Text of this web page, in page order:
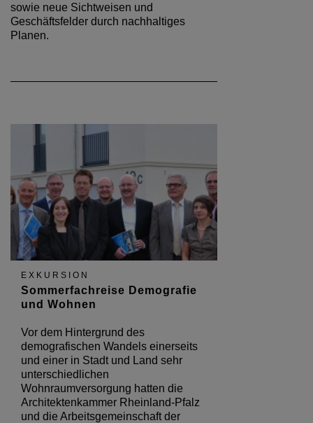
sowie neue Sichtweisen und
Geschäftsfelder durch nachhaltiges
Planen.
EXKURSION
Sommerfachreise Demografie
und Wohnen
Vor dem Hintergrund des
demografischen Wandels einerseits
und einer in Stadt und Land sehr
unterschiedlichen
Wohnraumversorgung hatten die
Architektenkammer Rheinland-Pfalz
und die Arbeitsgemeinschaft der